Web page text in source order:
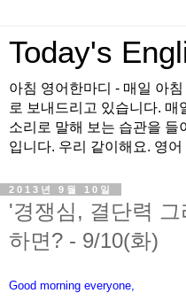
Today's
아침 영어한마디 - 매일 아
로 보내드리고 있습니다. 매
소리로 말해 보는 습관을 들
입니다. 우리 같이해요. 영
2013년 9월 10일
'경쟁심, 결단력
하면? - 9/10(화)
Good morning everyone,